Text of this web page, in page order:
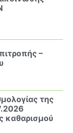
–
της
καθαρισμού